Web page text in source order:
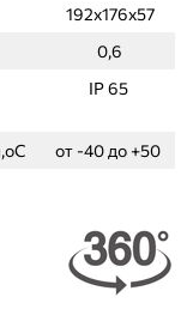
192x176x57
0,6
IP 65
от -40 до +50